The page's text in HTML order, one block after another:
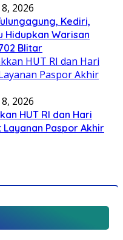
2026
Kediri,
Hidupkan Warisan
Blitar
2026
HUT RI dan Hari
Paspor Akhir